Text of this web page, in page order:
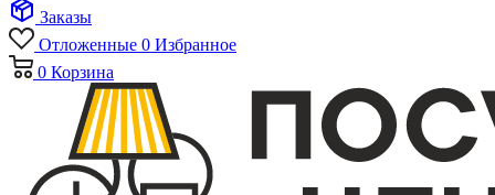
Заказы
Отложенные 0 Избранное
0 Корзина